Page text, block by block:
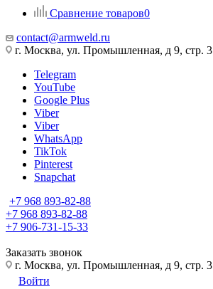
Сравнение товаров0
contact@armweld.ru
г. Москва, ул. Промышленная, д 9, стр. 3
Telegram
YouTube
Google Plus
Viber
Viber
WhatsApp
TikTok
Pinterest
Snapchat
+7 968 893-82-88
+7 968 893-82-88
+7 906-731-15-33
Заказать звонок
г. Москва, ул. Промышленная, д 9, стр. 3
Войти